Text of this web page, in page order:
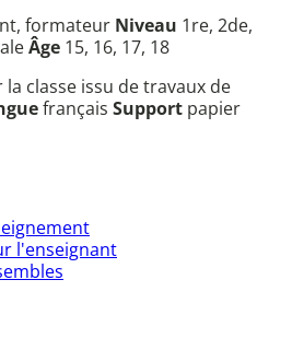
formateur Niveau 1re, 2de,
Âge 15, 16, 17, 18
classe issu de travaux de
français Support papier
l'enseignant